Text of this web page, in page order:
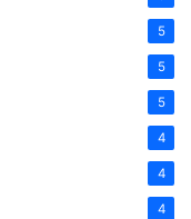
5
5
5
4
4
4